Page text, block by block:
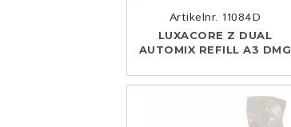
Artikelnr. 11084D
LUXACORE Z DUAL
AUTOMIX REFILL A3 DMG